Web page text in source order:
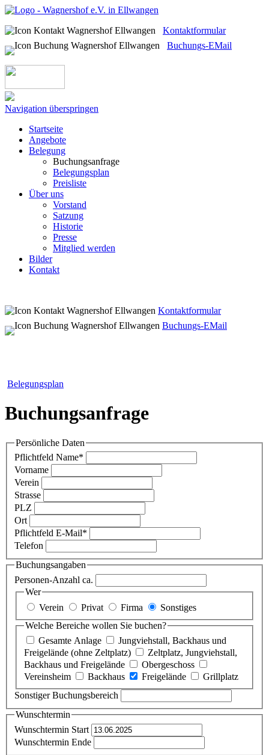
Kontaktformular
Buchungs-EMail
Navigation überspringen
Startseite
Angebote
Belegung
Buchungsanfrage
Belegungsplan
Preisliste
Über uns
Vorstand
Satzung
Historie
Presse
Mitglied werden
Bilder
Kontakt
Kontaktformular
Buchungs-EMail
Belegungsplan
Buchungsanfrage
Persönliche Daten
Pflichtfeld Name*
Vorname
Verein
Strasse
PLZ
Ort
Pflichtfeld E-Mail*
Telefon
Buchungsangaben
Personen-Anzahl ca.
Wer
Verein
Privat Firma
Sonstiges
Welche Bereiche wollen Sie buchen?
Gesamte Anlage
Jungviehstall, Backhaus und
Freigelände (ohne Zeltplatz)
Zeltplatz, Jungviehstall,
Backhaus und Freigelände
Obergeschoss
Vereinsheim
Backhaus Freigelände
Grillplatz
Sonstiger Buchungsbereich
Wunschtermin
Wunschtermin Start
Wunschtermin Ende